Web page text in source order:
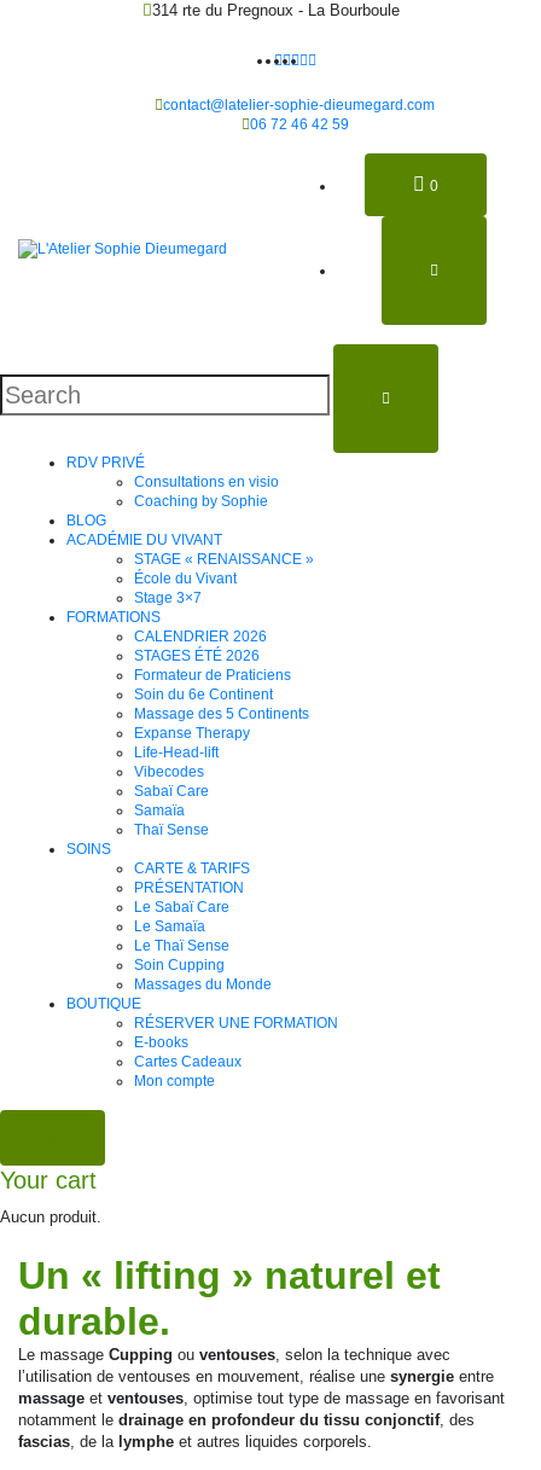
314 rte du Pregnoux - La Bourboule
contact@latelier-sophie-dieumegard.com
06 72 46 42 59
0
RDV PRIVÉ
Consultations en visio
Coaching by Sophie
BLOG
ACADÉMIE DU VIVANT
STAGE « RENAISSANCE »
École du Vivant
Stage 3×7
FORMATIONS
CALENDRIER 2026
STAGES ÉTÉ 2026
Formateur de Praticiens
Soin du 6e Continent
Massage des 5 Continents
Expanse Therapy
Life-Head-lift
Vibecodes
Sabaï Care
Samaïa
Thaï Sense
SOINS
CARTE & TARIFS
PRÉSENTATION
Le Sabaï Care
Le Samaïa
Le Thaï Sense
Soin Cupping
Massages du Monde
BOUTIQUE
RÉSERVER UNE FORMATION
E-books
Cartes Cadeaux
Mon compte
Your cart
Aucun produit.
Un « lifting » naturel et
durable.
Le massage Cupping ou ventouses, selon la technique avec
l’utilisation de ventouses en mouvement, réalise une synergie entre
massage et ventouses, optimise tout type de massage en favorisant
notamment le drainage en profondeur du tissu conjonctif, des
fascias, de la lymphe et autres liquides corporels.